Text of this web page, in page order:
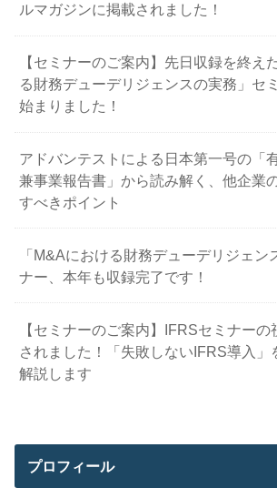
ルマガジンに掲載されました！
【セミナーのご案内】先日収録を終え
る財務デューデリジェンスの実務」セ
始まりました！
アドバンテストによる日本第一号の「
兼事業報告書」から読み解く、他企業
すべきポイント
「M&Aにおける財務デューデリジェン
ナー、本年も収録完了です！
【セミナーのご案内】IFRSセミナー
されました！「失敗しないIFRS導入」
解説します
プロフィール